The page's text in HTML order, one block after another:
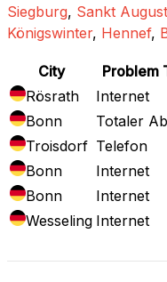
Siegburg, Sankt
Königswinter, Hennef,
City Problem
Rösrath
Internet
Bonn
Totaler
Troisdorf Telefon
Bonn
Internet
Bonn
Internet
Wesseling Internet